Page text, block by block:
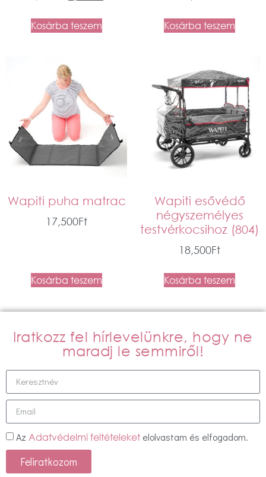
Kosárba teszem Kosárba teszem
Wapiti puha matrac
17,500Ft
Kosárba teszem
Wapiti esővédő
négyszemélyes
testvérkocsihoz (804)
18,500Ft
Kosárba teszem
Iratkozz fel hírlevelünkre, hogy ne
maradj le semmiről!
Az Adatvédelmi feltételeket elolvastam és elfogadom.
Feliratkozom